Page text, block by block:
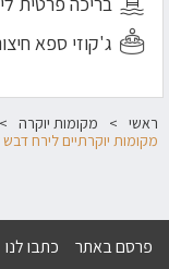
ג'קוזי ספא
ראשי מקומות יוקרה
מקומות יוקרתיים לירח דבש
פרסם באתר כתבו לנו